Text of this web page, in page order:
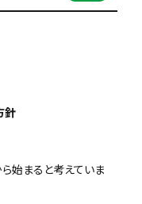
針
始まると考えていま